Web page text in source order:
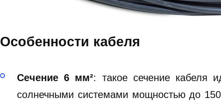
Особенности кабеля
Сечение 6 мм²: такое сечение кабеля
солнечными системами мощностью до